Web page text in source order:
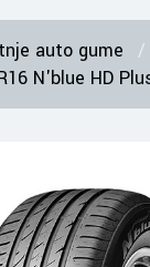
auto gume
N'blue HD